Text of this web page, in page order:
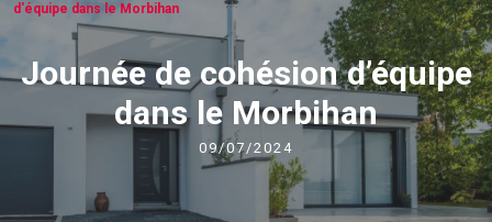
d'équipe dans le Morbihan
Journée de cohésion d’équipe
dans le Morbihan
09/07/2024